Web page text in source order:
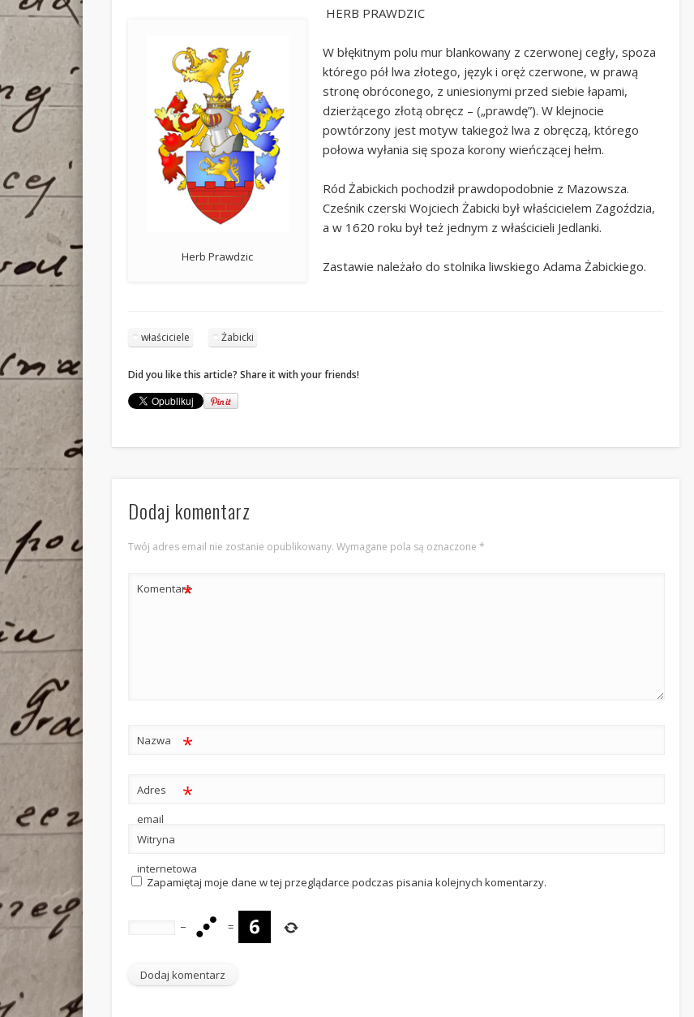
Herb Prawdzic
HERB PRAWDZIC
W błękitnym polu mur blankowany z czerwonej cegły, spoza
którego pół lwa złotego, język i oręż czerwone, w prawą
stronę obróconego, z uniesionymi przed siebie łapami,
dzierżącego złotą obręcz – („prawdę”). W klejnocie
powtórzony jest motyw takiegoż lwa z obręczą, którego
połowa wyłania się spoza korony wieńczącej hełm.
Ród Żabickich pochodził prawdopodobnie z Mazowsza.
Cześnik czerski Wojciech Żabicki był właścicielem Zagoździa,
a w 1620 roku był też jednym z właścicieli Jedlanki.
Zastawie należało do stolnika liwskiego Adama Żabickiego.
właściciele Żabicki
Did you like this article? Share it with your friends!
Dodaj komentarz
Twój adres email nie zostanie opublikowany. Wymagane pola są oznaczone*
Komentarz
*
Nazwa *
Adres
email
*
Witryna
internetowa
Zapamiętaj moje dane w tej przeglądarce podczas pisania kolejnych komentarzy.
− =